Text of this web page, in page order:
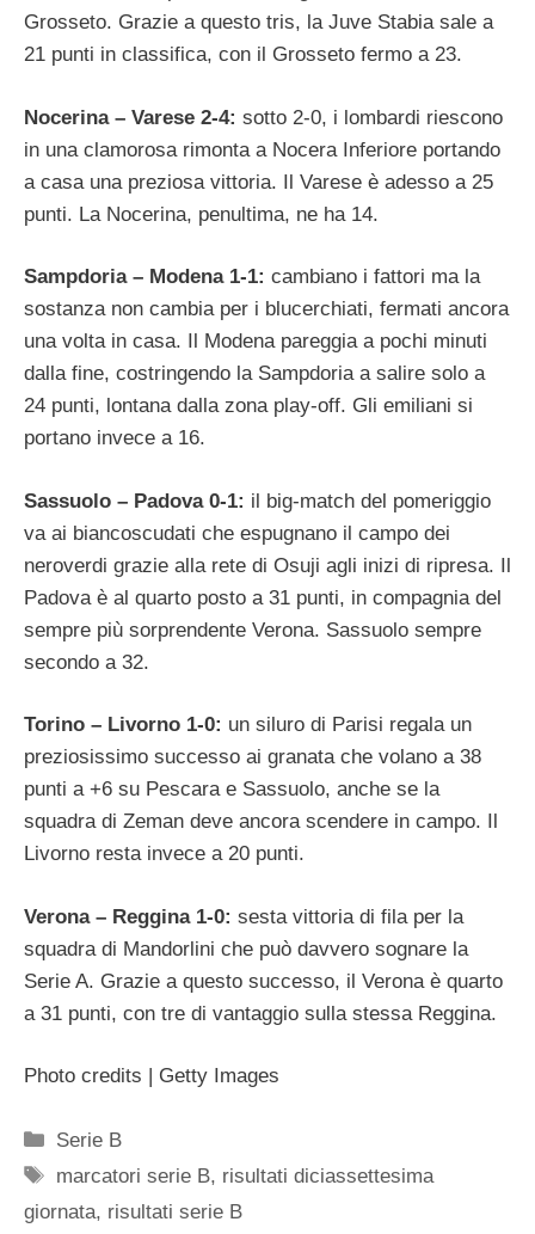
Grosseto. Grazie a questo tris, la Juve Stabia sale a
21 punti in classifica, con il Grosseto fermo a 23.
Nocerina – Varese 2-4: sotto 2-0, i lombardi riescono
in una clamorosa rimonta a Nocera Inferiore portando
a casa una preziosa vittoria. Il Varese è adesso a 25
punti. La Nocerina, penultima, ne ha 14.
Sampdoria – Modena 1-1: cambiano i fattori ma la
sostanza non cambia per i blucerchiati, fermati ancora
una volta in casa. Il Modena pareggia a pochi minuti
dalla fine, costringendo la Sampdoria a salire solo a
24 punti, lontana dalla zona play-off. Gli emiliani si
portano invece a 16.
Sassuolo – Padova 0-1: il big-match del pomeriggio
va ai biancoscudati che espugnano il campo dei
neroverdi grazie alla rete di Osuji agli inizi di ripresa. Il
Padova è al quarto posto a 31 punti, in compagnia del
sempre più sorprendente Verona. Sassuolo sempre
secondo a 32.
Torino – Livorno 1-0: un siluro di Parisi regala un
preziosissimo successo ai granata che volano a 38
punti a +6 su Pescara e Sassuolo, anche se la
squadra di Zeman deve ancora scendere in campo. Il
Livorno resta invece a 20 punti.
Verona – Reggina 1-0: sesta vittoria di fila per la
squadra di Mandorlini che può davvero sognare la
Serie A. Grazie a questo successo, il Verona è quarto
a 31 punti, con tre di vantaggio sulla stessa Reggina.
Photo credits | Getty Images
Categorie
Serie B
Tag
marcatori serie B, risultati diciassettesima
giornata, risultati serie B